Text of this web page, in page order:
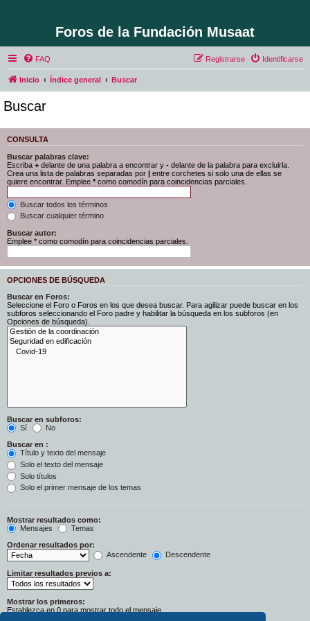
Foros de la Fundación Musaat
FAQ Identificarse
Registrarse
Inicio Índice general Buscar
Buscar
CONSULTA
Buscar palabras clave:
Escriba + delante de una palabra a encontrar y - delante de la palabra para excluirla.
Crea una lista de palabras separadas por | entre corchetes si solo una de ellas se
quiere encontrar. Emplee * como comodín para coincidencias parciales.
Buscar todos los términos
Buscar cualquier término
Buscar autor:
Emplee * como comodín para coincidencias parciales.
OPCIONES DE BÚSQUEDA
Buscar en Foros:
Seleccione el Foro o Foros en los que desea buscar. Para agilizar puede buscar en los
subforos seleccionando el Foro padre y habilitar la búsqueda en los subforos (en
Opciones de búsqueda).
Buscar en subforos:
Sí
No
Buscar en :
Título y texto del mensaje
Solo el texto del mensaje
Solo títulos
Solo el primer mensaje de los temas
Mostrar resultados como:
Mensajes
Temas
Ordenar resultados por:
Ascendente
Descendente
Limitar resultados previos a:
Mostrar los primeros:
Establezca en 0 para mostrar todo el mensaje.